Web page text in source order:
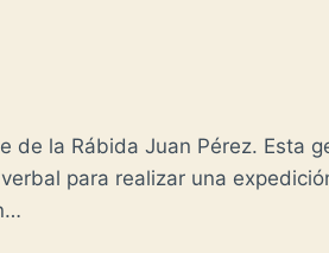
la Rábida Juan Pérez. Esta
para realizar una